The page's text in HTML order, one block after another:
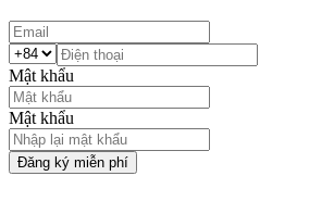
Mật khẩu
Mật khẩu
Đăng ký miễn phí